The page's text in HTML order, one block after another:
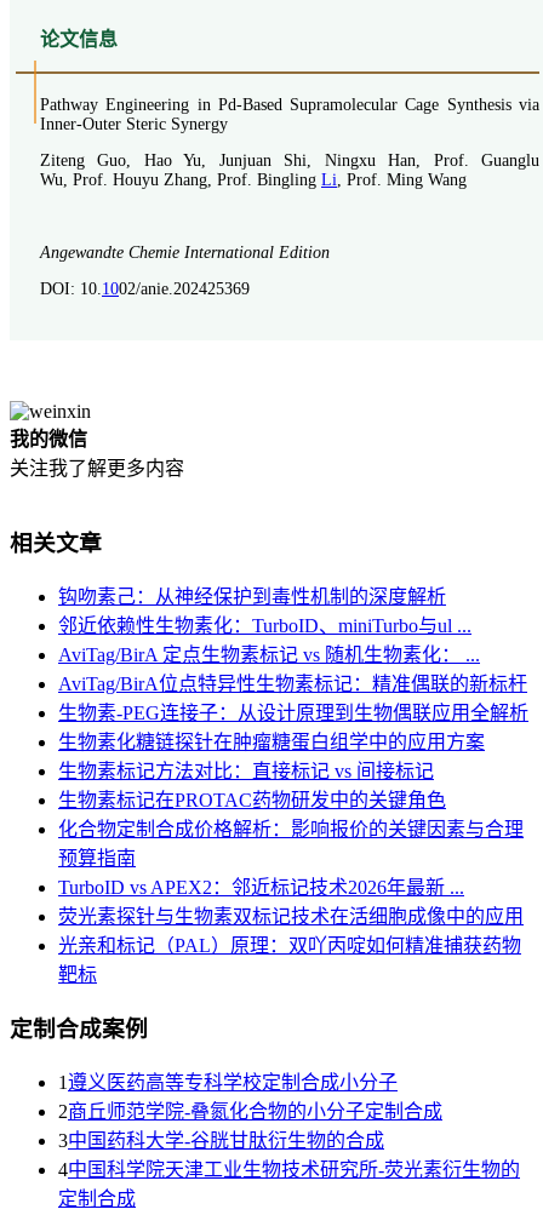
论文信息
Pathway Engineering in Pd-Based Supramolecular Cage Synthesis via
Inner-Outer Steric Synergy
Ziteng Guo, Hao Yu, Junjuan Shi, Ningxu Han, Prof. Guanglu
Wu, Prof. Houyu Zhang, Prof. Bingling Li , Prof. Ming Wang
Angewandte Chemie International Edition
DOI: 10. 1002/anie.202425369
我的微信
关注我了解更多内容
相关文章
钩吻素己：从神经保护到毒性机制的深度解析
邻近依赖性生物素化：TurboID、miniTurbo与ul ...
AviTag/BirA 定点生物素标记 vs 随机生物素化： ...
AviTag/BirA位点特异性生物素标记：精准偶联的新标杆
生物素-PEG连接子：从设计原理到生物偶联应用全解析
生物素化糖链探针在肿瘤糖蛋白组学中的应用方案
生物素标记方法对比：直接标记 vs 间接标记
生物素标记在PROTAC药物研发中的关键角色
化合物定制合成价格解析：影响报价的关键因素与合理
预算指南
TurboID vs APEX2：邻近标记技术2026年最新 ...
荧光素探针与生物素双标记技术在活细胞成像中的应用
光亲和标记（PAL）原理：双吖丙啶如何精准捕获药物
靶标
定制合成案例
1遵义医药高等专科学校定制合成小分子
2商丘师范学院-叠氮化合物的小分子定制合成
3​中国药科大学-谷胱甘肽衍生物的合成
4中国科学院天津工业生物技术研究所-荧光素衍生物的
定制合成